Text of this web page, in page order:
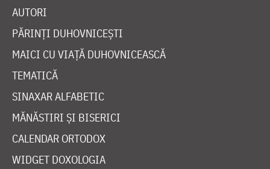
AUTORI
PĂRINȚI DUHOVNICEȘTI
MAICI CU VIAȚĂ DUHOVNICEASCĂ
TEMATICĂ
SINAXAR ALFABETIC
MĂNĂSTIRI ȘI BISERICI
CALENDAR ORTODOX
WIDGET DOXOLOGIA